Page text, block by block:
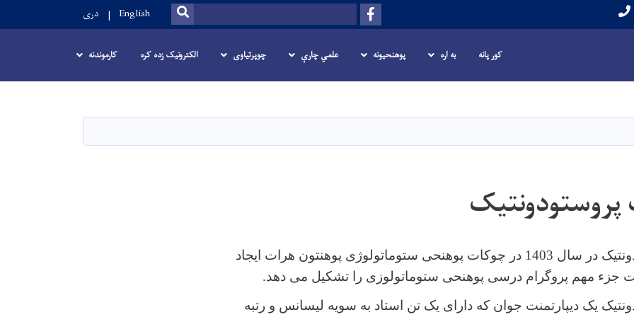
Facebook
SEARCH
English دری
کور پانه به اره پوهنحیونه علمي چارې چوپرتیاوی الکترونیک زده کره کارموندنه
پروستودونتیک
دیپارتمنت پروستودونتیک در سال 1403 در چوکات پوهنحی ستوماتولوژی پوهنتون هرات ایجاد
جزء مهم پروگرام درسی پوهنحی ستوماتولوزی را تشکیل می دهد.
یک دیپارتمنت جوان که دارای یک تن استاد به سویه لیسانس و رتبه